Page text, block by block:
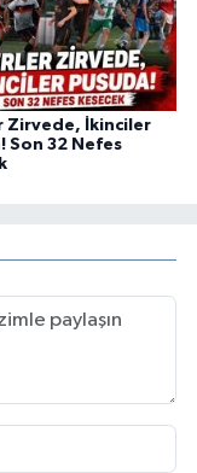
Zirvede, İkinciler
Son 32 Nefes